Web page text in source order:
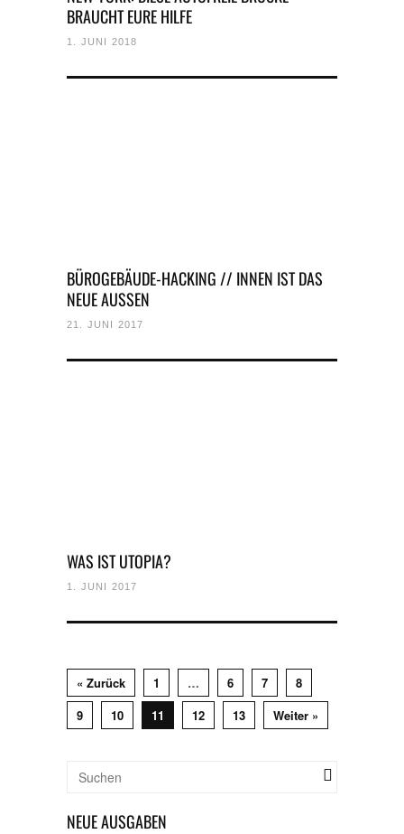
BRAUCHT EURE HILFE
1. JUNI 2018
BÜROGEBÄUDE-HACKING // INNEN IST DAS
NEUE AUSSEN
21. JUNI 2017
WAS IST UTOPIA?
1. JUNI 2017
« Zurück 1 … 6 7
8
9
10 11 12 13 Weiter »
NEUE AUSGABEN